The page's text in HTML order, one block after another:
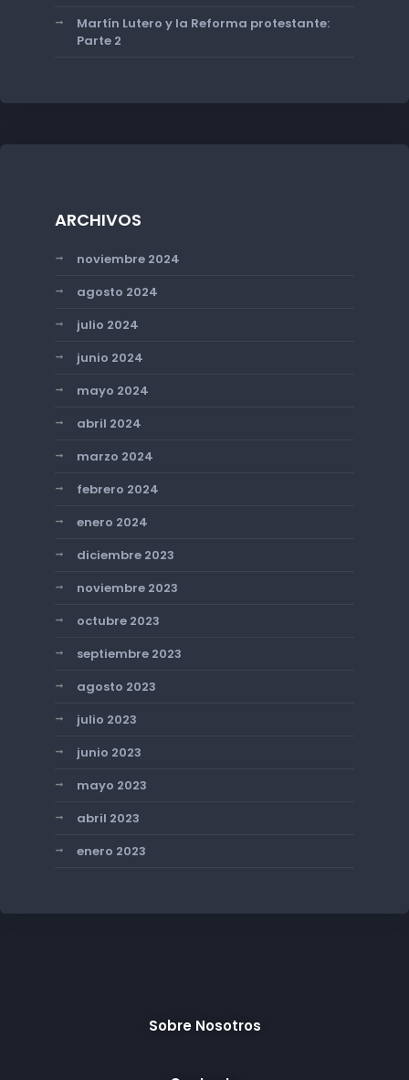
Martín Lutero y la Reforma protestante:
Parte 2
ARCHIVOS
noviembre 2024
agosto 2024
julio 2024
junio 2024
mayo 2024
abril 2024
marzo 2024
febrero 2024
enero 2024
diciembre 2023
noviembre 2023
octubre 2023
septiembre 2023
agosto 2023
julio 2023
junio 2023
mayo 2023
abril 2023
enero 2023
Sobre Nosotros